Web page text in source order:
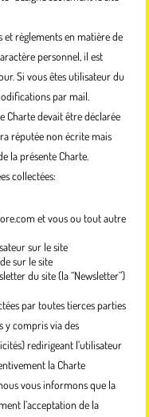
et règlements en matière de
personnel, il est
Si vous êtes utilisateur du
par mail.
Charte devait être déclarée
réputée non écrite mais
la présente Charte.
collectées:
et vous ou tout autre
sur le site
sur le site
du site (la “Newsletter”)
par toutes tierces parties
y compris via des
redirigeant l’utilisateur
la Charte
vous informons que la
l’acceptation de la